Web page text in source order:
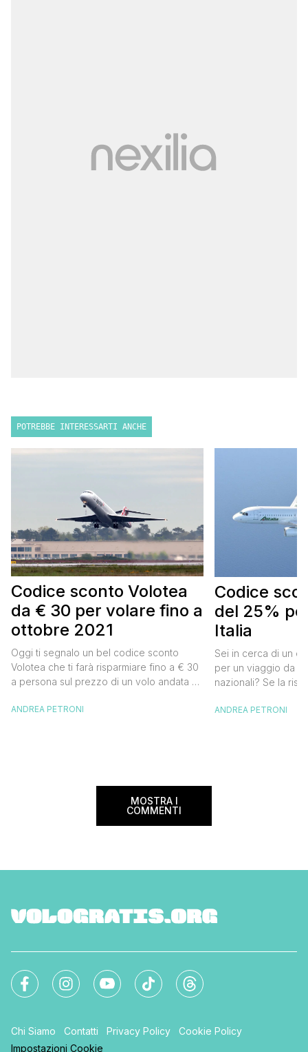
POTREBBE INTERESSARTI ANCHE
Codice sconto Volotea
da € 30 per volare fino a
ottobre 2021
Oggi ti segnalo un bel codice sconto
Volotea che ti farà risparmiare fino a € 30
a persona sul prezzo di un volo andata e
15 a tratta, che diventano € 30 su un volo
ANDREA PETRONI
Codice
del 25%
Italia
Sei in cerca di un
per un viaggio da
nazionali? Se la
Alitalia per l’Italia.
ANDREA PETRONI
MOSTRA I
COMMENTI
Chi Siamo Contatti Privacy Policy
Cookie Policy
Impostazioni Cookie